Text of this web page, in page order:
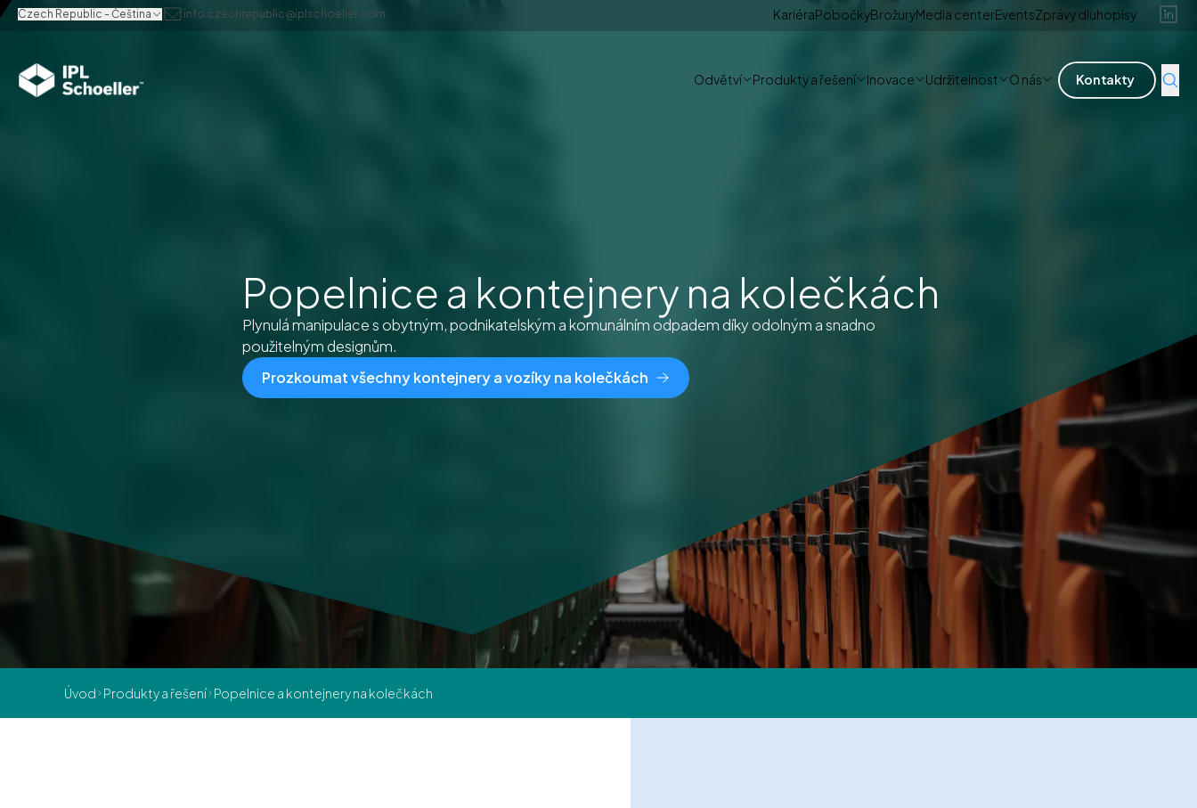
Czech Republic - Čeština info.czechrepublic@iplschoeller.com KariéraPobočkyBrožuryMedia centerEventsZprávy dluhopisy
Odvětví Produkty a řešení Inovace Udržitelnost O nás Kontakty
Popelnice a kontejnery na kolečkách
Plynulá manipulace s obytným, podnikatelským a komunálním odpadem díky odolným a snadno
použitelným designům.
Prozkoumat všechny kontejnery a vozíky na kolečkách
Úvod Produkty a řešení Popelnice a kontejnery na kolečkách